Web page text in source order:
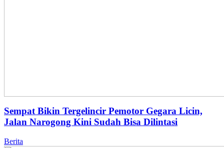
Sempat Bikin Tergelincir Pemotor Gegara Licin,
Jalan Narogong Kini Sudah Bisa Dilintasi
Berita